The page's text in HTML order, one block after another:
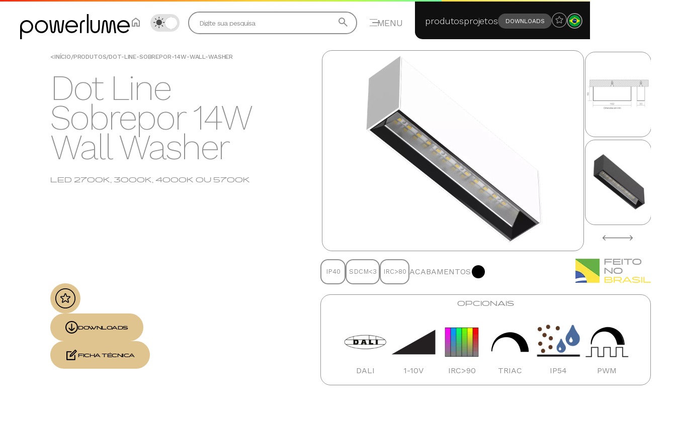
MENU produtosprojetos DOWNLOADS
<INÍCIO/PRODUTOS/DOT-LINE-SOBREPOR-14W-WALL-WASHER
Dot Line
Sobrepor 14W
Wall Washer
LED 2700K, 3000K, 4000K OU 5700K
DOWNLOADS
FICHA TÉCNICA
IP40 SDCM<3 IRC>80 ACABAMENTOS
OPCIONAIS
DALI 1-10V IRC>90 TRIAC IP54 PWM